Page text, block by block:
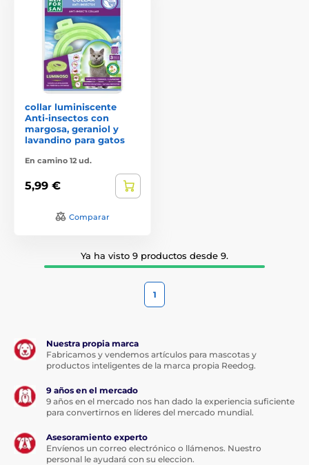
collar luminiscente
Anti-insectos con
margosa, geraniol y
lavandino para gatos
En camino 12 ud.
5,99 €
Comparar
Ya ha visto 9 productos desde 9.
1
Nuestra propia marca
Fabricamos y vendemos artículos para mascotas y
productos inteligentes de la marca propia Reedog.
9 años en el mercado
9 años en el mercado nos han dado la experiencia suficiente
para convertirnos en líderes del mercado mundial.
Asesoramiento experto
Envíenos un correo electrónico o llámenos. Nuestro
personal le ayudará con su eleccion.